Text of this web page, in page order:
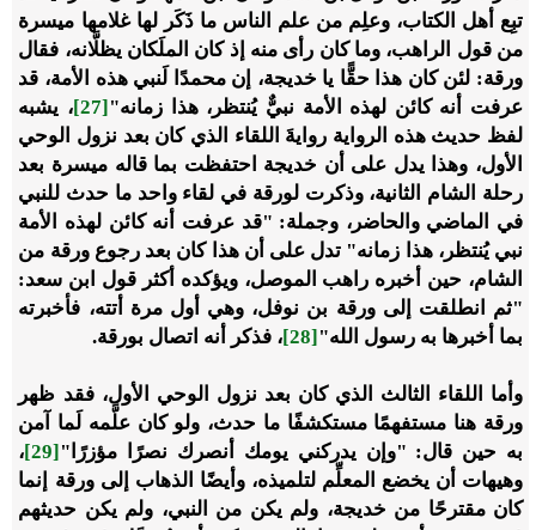
تبِع أهل الكتاب، وعلِم من علم الناس ما ذَكَر لها غلامها ميسرة
من قول الراهب، وما كان رأى منه إذ كان الملَكان يظلَّانه، فقال
ورقة: لئن كان هذا حقًّا يا خديجة، إن محمدًا لَنبي هذه الأمة، قد
عرفت أنه كائن لهذه الأمة نبيٌّ يُنتظر، هذا زمانه"[27]
، يشبه
لفظ حديث هذه الرواية روايةَ اللقاء الذي كان بعد نزول الوحي
الأول، وهذا يدل على أن خديجة احتفظت بما قاله ميسرة بعد
رحلة الشام الثانية، وذكرت لورقة في لقاء واحد ما حدث للنبي
في الماضي والحاضر، وجملة: "قد عرفت أنه كائن لهذه الأمة
نبي يُنتظر، هذا زمانه" تدل على أن هذا كان بعد رجوع ورقة من
الشام، حين أخبره راهب الموصل، ويؤكده أكثر قول ابن سعد:
"ثم انطلقت إلى ورقة بن نوفل، وهي أول مرة أتته، فأخبرته
بما أخبرها به رسول الله"[28] ، فذكر أنه اتصال بورقة.
وأما اللقاء الثالث الذي كان بعد نزول الوحي الأول، فقد ظهر
ورقة هنا مستفهمًا مستكشفًا ما حدث، ولو كان علَّمه لَما آمن
به حين قال: "وإن يدركني يومك أنصرك نصرًا مؤزرًا"[29]
،
وهيهات أن يخضع المعلِّم لتلميذه، وأيضًا الذهاب إلى ورقة إنما
كان مقترحًا من خديجة، ولم يكن من النبي، ولم يكن حديثهم